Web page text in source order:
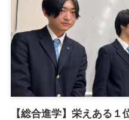
【総合進学】栄えある